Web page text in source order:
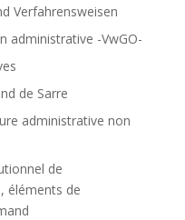
Verfahrensweisen
administrative -VwGO-
de Sarre
administrative non
de
éléments de